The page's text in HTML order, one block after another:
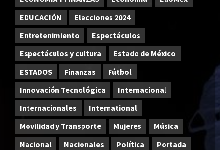
EDUCACIÓN
Elecciones 2024
Entretenimiento
Espectáculos
Espectáculos y cultura
Estado de México
ESTADOS
Finanzas
Fútbol
Innovación Tecnológica
Internacional
Internacionales
International
Movilidad y Transporte
Mujeres
Música
Nacional
Nacionales Política
Portada